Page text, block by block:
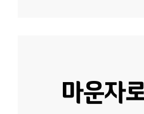
마운자